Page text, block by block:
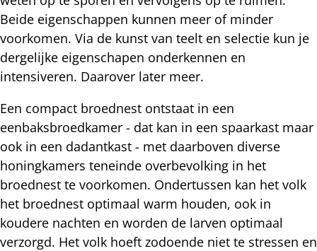
Beide eigenschappen kunnen meer of minder
voorkomen. Via de kunst van teelt en selectie kun je
dergelijke eigenschapen onderkennen en
intensiveren. Daarover later meer.
Een compact broednest ontstaat in een
eenbaksbroedkamer - dat kan in een spaarkast maar
ook in een dadantkast - met daarboven diverse
honingkamers teneinde overbevolking in het
broednest te voorkomen. Ondertussen kan het volk
het broednest optimaal warm houden, ook in
koudere nachten en worden de larven optimaal
verzorgd. Het volk hoeft zodoende niet te stressen en